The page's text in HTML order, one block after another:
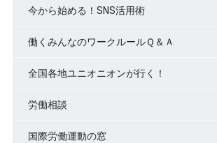
今から始める！SNS活用術
働くみんなのワークルールＱ＆Ａ
全国各地ユニオニオンが行く！
労働相談
国際労働運動の窓